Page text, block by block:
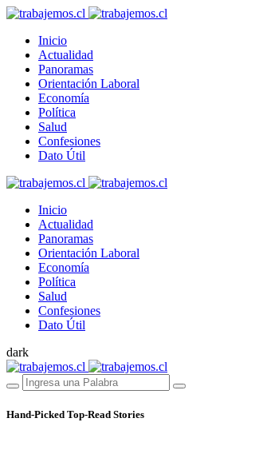
Inicio
Actualidad
Panoramas
Orientación Laboral
Economía
Política
Salud
Confesiones
Dato Útil
Inicio
Actualidad
Panoramas
Orientación Laboral
Economía
Política
Salud
Confesiones
Dato Útil
dark
Hand-Picked Top-Read Stories